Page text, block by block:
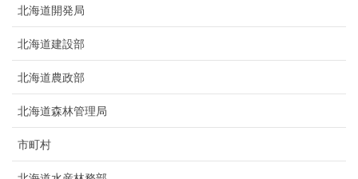
北海道開発局
北海道建設部
北海道農政部
北海道森林管理局
市町村